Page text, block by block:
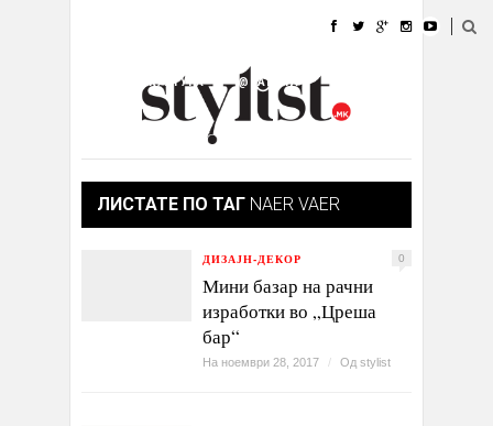
УБАВИНА
КУЛТУРА @РАБОТА
ИЗЛОГ
ЛИСТАТЕ ПО ТАГ NAER VAER
ДИЗАЈН-ДЕКОР 0
Мини базар на рачни
изработки во „Цреша
бар“
На ноември 28, 2017 / Од stylist